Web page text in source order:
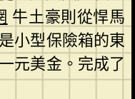
牛土豪則從悍馬
小型保險箱的東
元美金。完成了